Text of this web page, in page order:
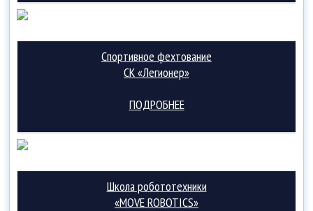
Спортивное фехтование
СК «Легионер»
ПОДРОБНЕЕ
Школа робототехники
«MOVE ROBOTICS»